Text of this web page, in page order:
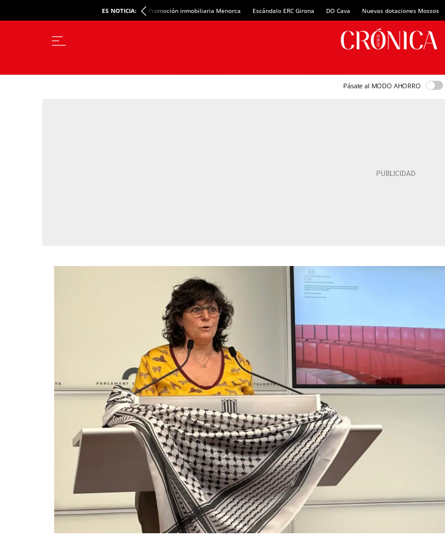
ES NOTICIA: Promoción inmobiliaria Menorca Escándalo ERC Girona DO Cava Nuevas dotaciones Mossos
Pásate al MODO AHORRO